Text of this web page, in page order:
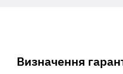
Визначення